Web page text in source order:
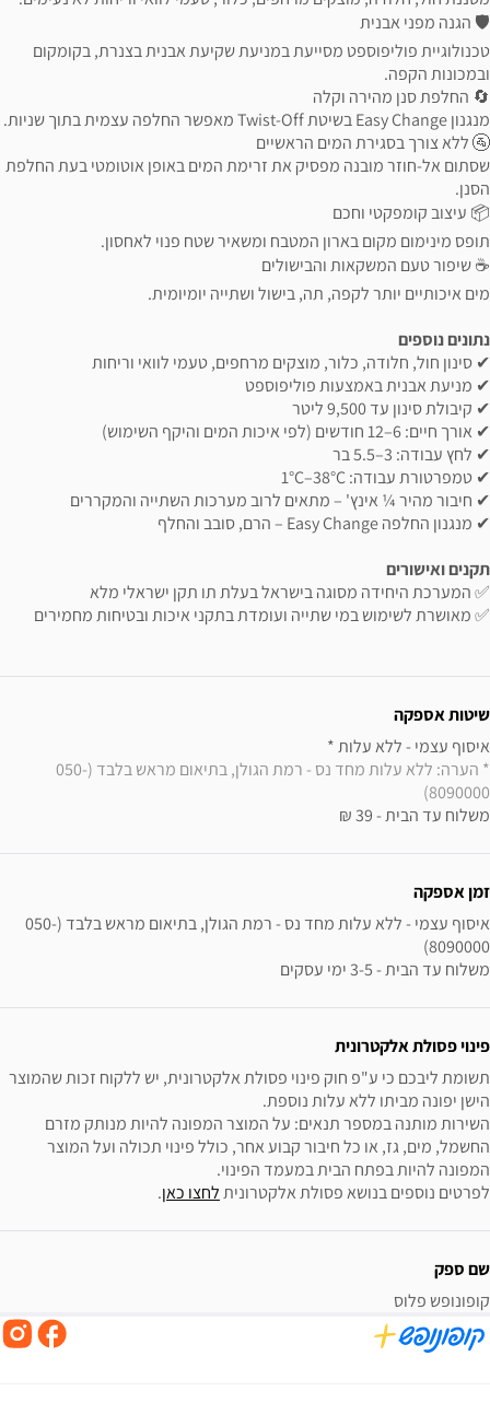
🛡️ הגנה מפני אבנית
טכנולוגיית פוליפוספט מסייעת במניעת שקיעת אבנית בצנרת, בקומקום
ובמכונות הקפה.
🔄 החלפת סנן מהירה וקלה
מנגנון Easy Change בשיטת Twist-Off מאפשר החלפה עצמית בתוך שניות.
🚰 ללא צורך בסגירת המים הראשיים
שסתום אל-חוזר מובנה מפסיק את זרימת המים באופן אוטומטי בעת החלפת
הסנן.
📦 עיצוב קומפקטי וחכם
תופס מינימום מקום בארון המטבח ומשאיר שטח פנוי לאחסון.
☕ שיפור טעם המשקאות והבישולים
מים איכותיים יותר לקפה, תה, בישול ושתייה יומיומית.
נתונים נוספים
✔ סינון חול, חלודה, כלור, מוצקים מרחפים, טעמי לוואי וריחות
✔ מניעת אבנית באמצעות פוליפוספט
✔ קיבולת סינון עד 9,500 ליטר
✔ אורך חיים: 6–12 חודשים (לפי איכות המים והיקף השימוש)
✔ לחץ עבודה: 3–5.5 בר
✔ טמפרטורת עבודה: 1°C–38°C
✔ חיבור מהיר ¼ אינץ' – מתאים לרוב מערכות השתייה והמקררים
✔ מנגנון החלפה Easy Change – הרם, סובב והחלף
תקנים ואישורים
✅ המערכת היחידה מסוגה בישראל בעלת תו תקן ישראלי מלא
✅ מאושרת לשימוש במי שתייה ועומדת בתקני איכות ובטיחות מחמירים
שיטות אספקה
איסוף עצמי - ללא עלות *
* הערה: ללא עלות מחד נס - רמת הגולן, בתיאום מראש בלבד (050-
8090000)
משלוח עד הבית - 39 ₪
זמן אספקה
איסוף עצמי - ללא עלות מחד נס - רמת הגולן, בתיאום מראש בלבד (050-
משלוח עד הבית - 3-5 ימי עסקים
פינוי פסולת אלקטרונית
לפרטים נוספים בנושא פסולת אלקטרונית לחצו כאן.
שם ספק
קופונופש פלוס